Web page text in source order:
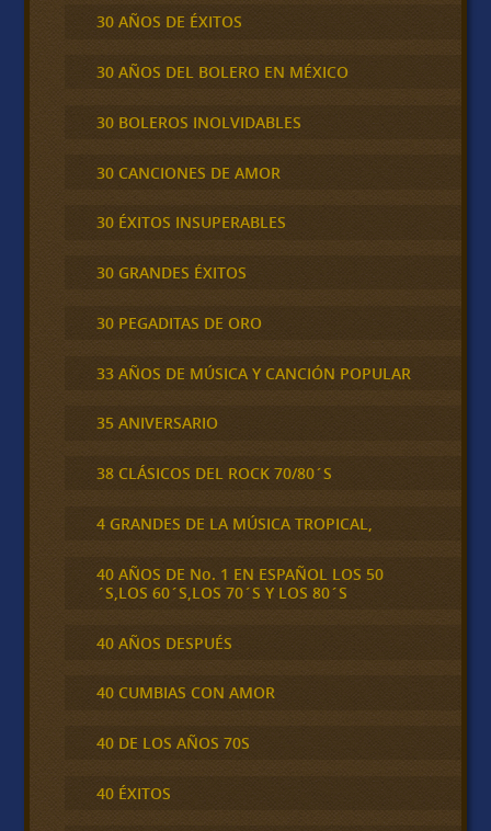
30 AÑOS DE ÉXITOS
30 AÑOS DEL BOLERO EN MÉXICO
30 BOLEROS INOLVIDABLES
30 CANCIONES DE AMOR
30 ÉXITOS INSUPERABLES
30 GRANDES ÉXITOS
30 PEGADITAS DE ORO
33 AÑOS DE MÚSICA Y CANCIÓN POPULAR
35 ANIVERSARIO
38 CLÁSICOS DEL ROCK 70/80´S
4 GRANDES DE LA MÚSICA TROPICAL,
40 AÑOS DE No. 1 EN ESPAÑOL LOS 50
´S,LOS 60´S,LOS 70´S Y LOS 80´S
40 AÑOS DESPUÉS
40 CUMBIAS CON AMOR
40 DE LOS AÑOS 70S
40 ÉXITOS